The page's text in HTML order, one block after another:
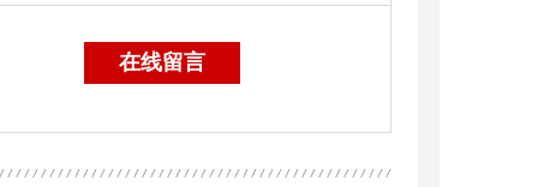
在线留言